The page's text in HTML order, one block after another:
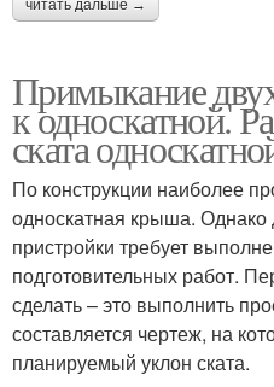
читать дальше →
Примыкание
к односкатной.
ската
По конструкции наиболее
односкатная крыша. Однако
пристройки требует
подготовительных работ.
сделать – это выполнить
составляется чертеж, на
планируемый уклон ската.